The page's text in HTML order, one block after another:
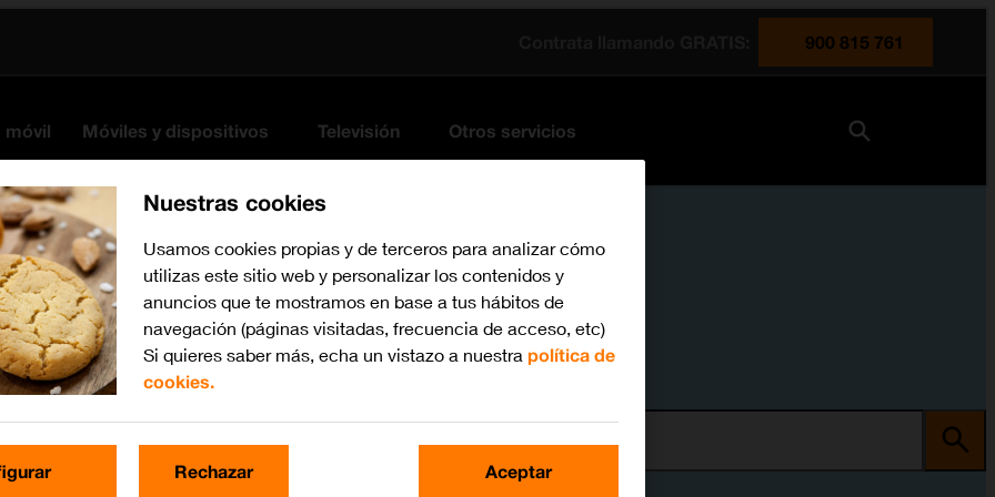
900 815 761
móvil Móviles y dispositivos Televisión Otros servicios
Nuestras cookies
Usamos cookies propias y de terceros para analizar cómo
utilizas este sitio web y personalizar los contenidos y
anuncios que te mostramos en base a tus hábitos de
navegación (páginas visitadas, frecuencia de acceso, etc)
Si quieres saber más, echa un vistazo a nuestra política de
cookies.
Rechazar Aceptar